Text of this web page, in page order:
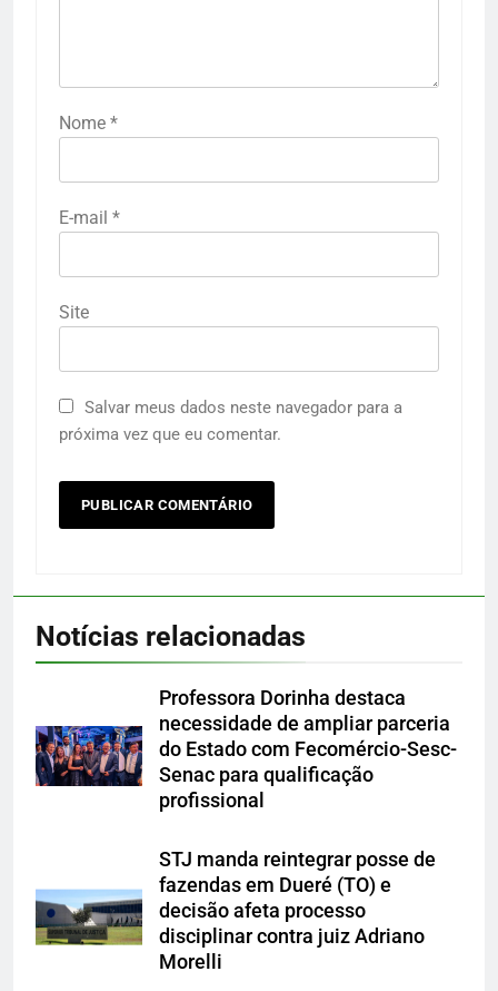
Nome *
E-mail *
Site
Salvar meus dados neste navegador para a
próxima vez que eu comentar.
Notícias relacionadas
Professora Dorinha destaca
necessidade de ampliar parceria
do Estado com Fecomércio-Sesc-
Senac para qualificação
profissional
STJ manda reintegrar posse de
fazendas em Dueré (TO) e
decisão afeta processo
disciplinar contra juiz Adriano
Morelli